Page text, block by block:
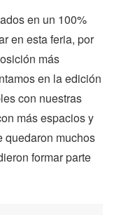
en un 100%
en esta feria, por
más
en la edición
con nuestras
más espacios y
quedaron muchos
formar parte